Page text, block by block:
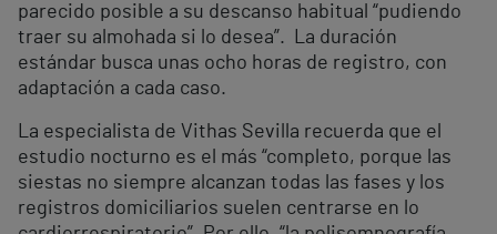
parecido posible a su descanso habitual “pudiendo
traer su almohada si lo desea”. La duración
estándar busca unas ocho horas de registro, con
adaptación a cada caso.
La especialista de Vithas Sevilla recuerda que el
estudio nocturno es el más “completo, porque las
siestas no siempre alcanzan todas las fases y los
registros domiciliarios suelen centrarse en lo